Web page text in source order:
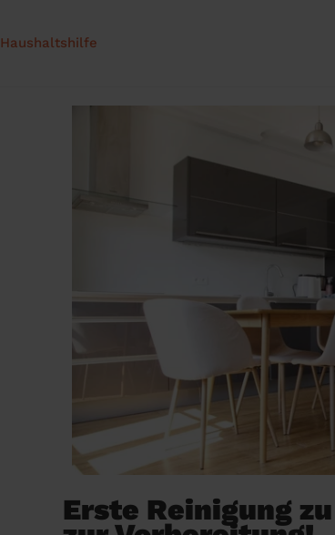
Haushaltshilfe
Erste Reinigung